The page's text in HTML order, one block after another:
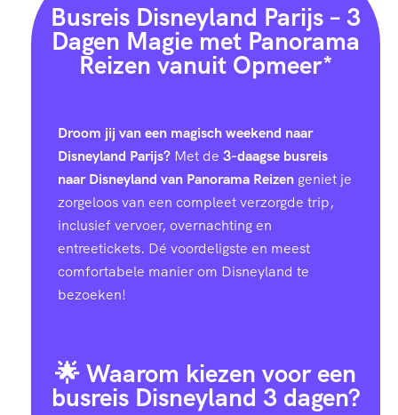
Busreis Disneyland Parijs – 3
Dagen Magie met Panorama
Reizen vanuit Opmeer*
Droom jij van een magisch weekend naar
Disneyland Parijs? Met de 3-daagse busreis
naar Disneyland van Panorama Reizen geniet je
zorgeloos van een compleet verzorgde trip,
inclusief vervoer, overnachting en
entreetickets. Dé voordeligste en meest
comfortabele manier om Disneyland te
bezoeken!
🌟 Waarom kiezen voor een
busreis Disneyland 3 dagen?